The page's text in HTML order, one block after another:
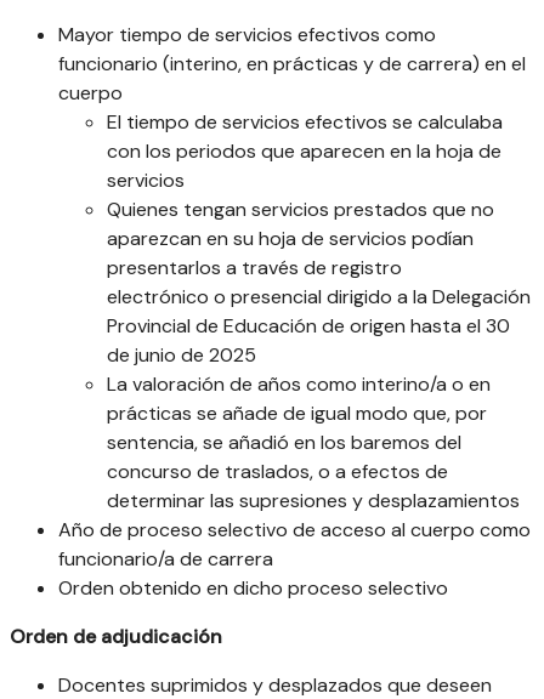
Mayor tiempo de servicios efectivos como
funcionario (interino, en prácticas y de carrera) en el
cuerpo
El tiempo de servicios efectivos se calculaba
con los periodos que aparecen en la hoja de
servicios
Quienes tengan servicios prestados que no
aparezcan en su hoja de servicios podían
presentarlos a través de registro
electrónico o presencial dirigido a la Delegación
Provincial de Educación de origen hasta el 30
de junio de 2025
La valoración de años como interino/a o en
prácticas se añade de igual modo que, por
sentencia, se añadió en los baremos del
concurso de traslados, o a efectos de
determinar las supresiones y desplazamientos
Año de proceso selectivo de acceso al cuerpo como
funcionario/a de carrera
Orden obtenido en dicho proceso selectivo
Orden de adjudicación
Docentes suprimidos y desplazados que deseen